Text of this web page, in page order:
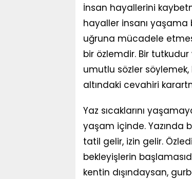
İnsan hayallerini
hayaller insanı yaşama
uğruna mücadele
bir özlemdir. Bir
umutlu sözler
altındaki cevahiri
Yaz sıcaklarını
yaşam içinde. Yazında
tatil gelir, izin gelir.
bekleyişlerin
kentin dışındaysan,